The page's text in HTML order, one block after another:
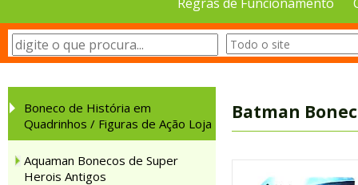
Boneco de História em
Quadrinhos / Figuras de Ação Loja
Aquaman Bonecos de Super
Herois Antigos
Batman